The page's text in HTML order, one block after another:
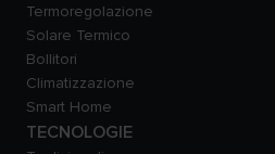
Termoregolazione
Solare Termico
Bollitori
Climatizzazione
Smart Home
TECNOLOGIE